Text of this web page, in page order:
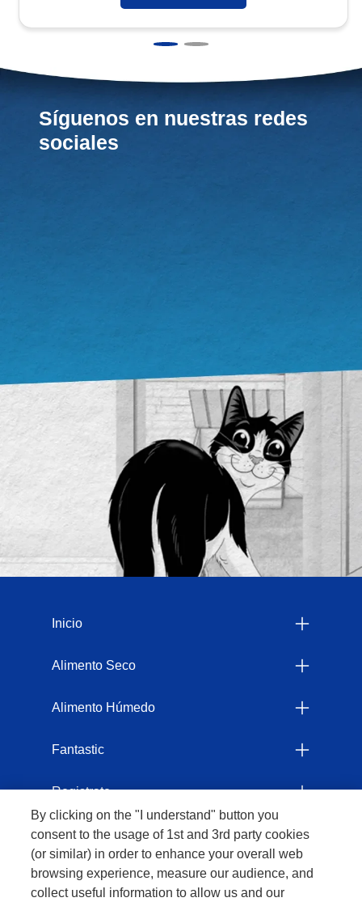
Síguenos en nuestras redes
sociales
Inicio
Alimento Seco
Alimento Húmedo
Fantastic
Registrate
Comprometidos con el Planeta
Legales
By clicking on the "I understand" button you
consent to the usage of 1st and 3rd party cookies
(or similar) in order to enhance your overall web
browsing experience, measure our audience, and
collect useful information to allow us and our